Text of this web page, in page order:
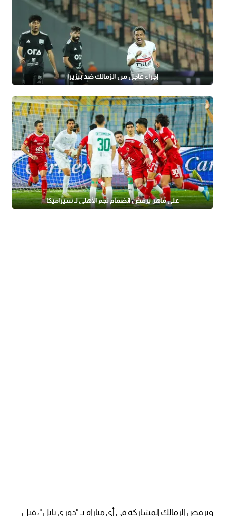
إجراء عاجل من الزمالك ضد بيزيرا
علي ماهر يرفض انضمام نجم الأهلي لـ سيراميكا
ويرفض الزمالك المشاركة في أي مباراة بـ "دوري نايل"، قبل